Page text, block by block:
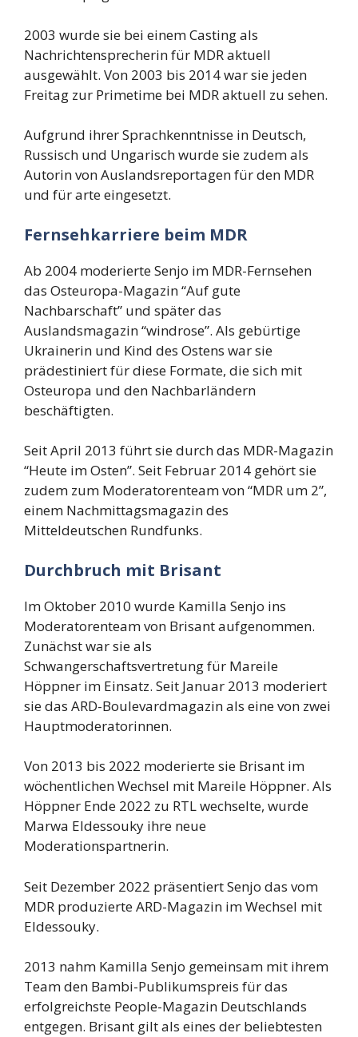
2003 wurde sie bei einem Casting als
Nachrichtensprecherin für MDR aktuell
ausgewählt. Von 2003 bis 2014 war sie jeden
Freitag zur Primetime bei MDR aktuell zu sehen.
Aufgrund ihrer Sprachkenntnisse in Deutsch,
Russisch und Ungarisch wurde sie zudem als
Autorin von Auslandsreportagen für den MDR
und für arte eingesetzt.
Fernsehkarriere beim MDR
Ab 2004 moderierte Senjo im MDR-Fernsehen
das Osteuropa-Magazin “Auf gute
Nachbarschaft” und später das
Auslandsmagazin “windrose”. Als gebürtige
Ukrainerin und Kind des Ostens war sie
prädestiniert für diese Formate, die sich mit
Osteuropa und den Nachbarländern
beschäftigten.
Seit April 2013 führt sie durch das MDR-Magazin
“Heute im Osten”. Seit Februar 2014 gehört sie
zudem zum Moderatorenteam von “MDR um 2”,
einem Nachmittagsmagazin des
Mitteldeutschen Rundfunks.
Durchbruch mit Brisant
Im Oktober 2010 wurde Kamilla Senjo ins
Moderatorenteam von Brisant aufgenommen.
Zunächst war sie als
Schwangerschaftsvertretung für Mareile
Höppner im Einsatz. Seit Januar 2013 moderiert
sie das ARD-Boulevardmagazin als eine von zwei
Hauptmoderatorinnen.
Von 2013 bis 2022 moderierte sie Brisant im
wöchentlichen Wechsel mit Mareile Höppner. Als
Höppner Ende 2022 zu RTL wechselte, wurde
Marwa Eldessouky ihre neue
Moderationspartnerin.
Seit Dezember 2022 präsentiert Senjo das vom
MDR produzierte ARD-Magazin im Wechsel mit
Eldessouky.
2013 nahm Kamilla Senjo gemeinsam mit ihrem
Team den Bambi-Publikumspreis für das
erfolgreichste People-Magazin Deutschlands
entgegen. Brisant gilt als eines der beliebtesten